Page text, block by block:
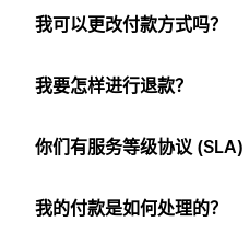
我可以更改付款方式吗？
我要怎样进行退款？
你们有服务等级协议 (SLA)
我的付款是如何处理的？